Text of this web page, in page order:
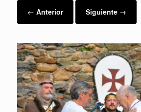
← Anterior
Siguiente →